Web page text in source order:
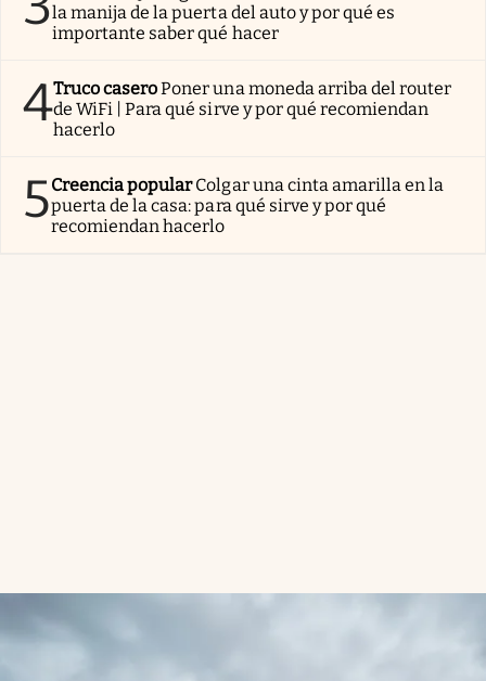
la manija de la puerta del auto y por qué es
importante saber qué hacer
4Truco caseroPoner una moneda arriba del router
de WiFi | Para qué sirve y por qué recomiendan
hacerlo
5Creencia popularColgar una cinta amarilla en la
puerta de la casa: para qué sirve y por qué
recomiendan hacerlo